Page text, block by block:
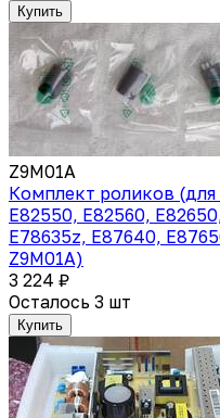
Купить
Z9M01A
Комплект роликов
E82550, E82560,
E78635z, E87640,
Z9M01A)
3 224 ₽
Осталось 3 шт
Купить